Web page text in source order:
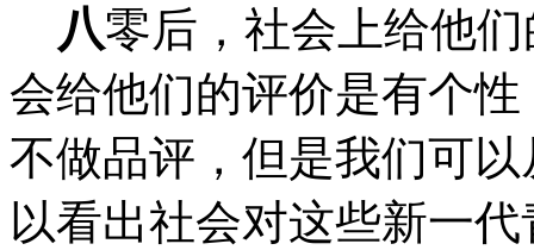
八零后，社会上给他
会给他们的评价是有个
不做品评，但是我们可
以看出社会对这些新一